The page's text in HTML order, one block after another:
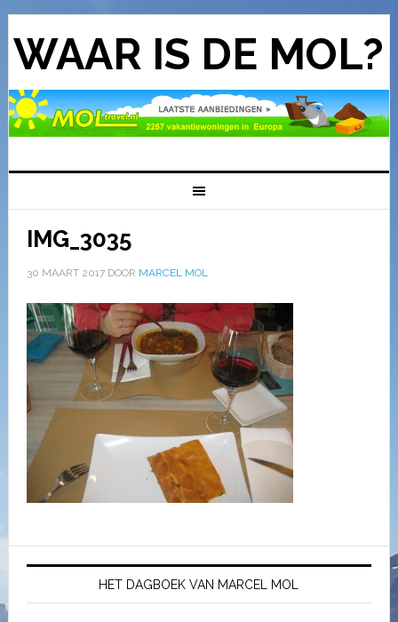
WAAR IS DE MOL?
IMG_3035
30 MAART 2017DOOR MARCEL MOL
HET DAGBOEK VAN MARCEL MOL